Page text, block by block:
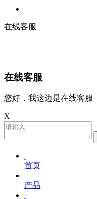
在线客服
在线客服
您好，我这边是在线客服
X
首页
产品